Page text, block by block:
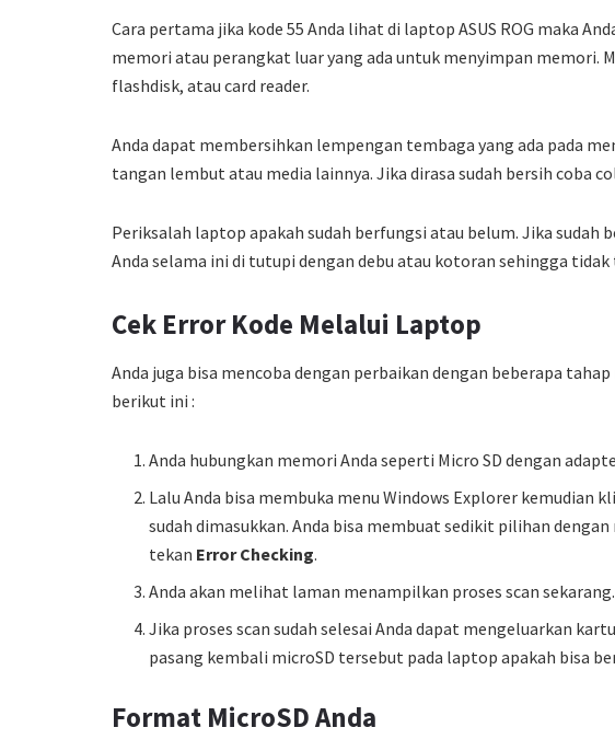
Cara pertama jika kode 55 Anda lihat di laptop ASUS ROG maka
memori atau perangkat luar yang ada untuk menyimpan memori.
flashdisk, atau card reader.
Anda dapat membersihkan lempengan tembaga yang ada pada
tangan lembut atau media lainnya. Jika dirasa sudah bersih coba
Periksalah laptop apakah sudah berfungsi atau belum. Jika
Anda selama ini di tutupi dengan debu atau kotoran sehingga
Cek Error Kode Melalui Laptop
Anda juga bisa mencoba dengan perbaikan dengan beberapa
berikut ini :
Anda hubungkan memori Anda seperti Micro SD dengan
Lalu Anda bisa membuka menu Windows Explorer kemudian
sudah dimasukkan. Anda bisa membuat sedikit pilihan dengan
tekan Error Checking.
Anda akan melihat laman menampilkan proses scan
Jika proses scan sudah selesai Anda dapat mengeluarkan
pasang kembali microSD tersebut pada laptop apakah bisa
Format MicroSD Anda